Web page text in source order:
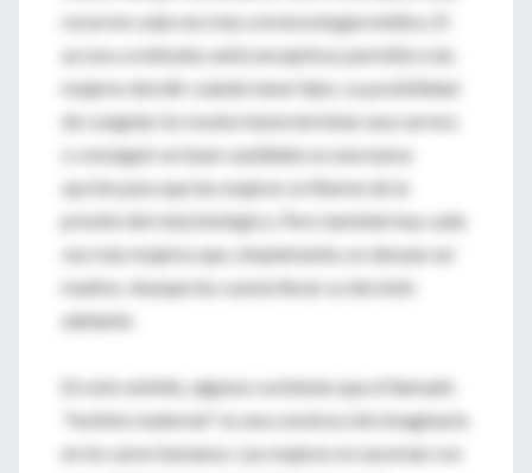
recurren cada vez más a la tecnología médica. El
acceso a métodos anticonceptivos permitió a las
mujeres decidir cuándo tener hijos. La posibilidad
de congelar los óvulos hasta terminar una carrera
o conseguir un buen candidato es una nueva
opción para que las mujeres se liberen de la
presión del reloj biológico. Pero también hay cada
vez más mujeres que, simplemente, no desean ser
madres. Aunque les cuesta llevar su decisión
adelante.
En este sentido, algunos sostienen que el llamado
"instinto maternal" es una construcción imaginaria
en los seres humanos. Las mujeres no nacerían con